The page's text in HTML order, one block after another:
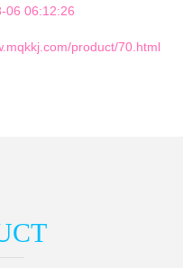
06 06:12:26
product/70.html